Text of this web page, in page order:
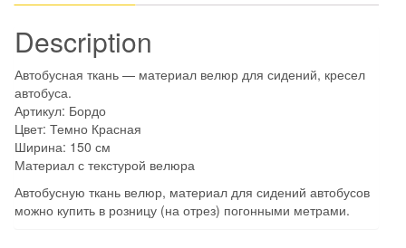
Description
Автобусная ткань — материал велюр для сидений, кресел
автобуса.
Артикул: Бордо
Цвет: Темно Красная
Ширина: 150 см
Материал с текстурой велюра
Автобусную ткань велюр, материал для сидений автобусов
можно купить в розницу (на отрез) погонными метрами.